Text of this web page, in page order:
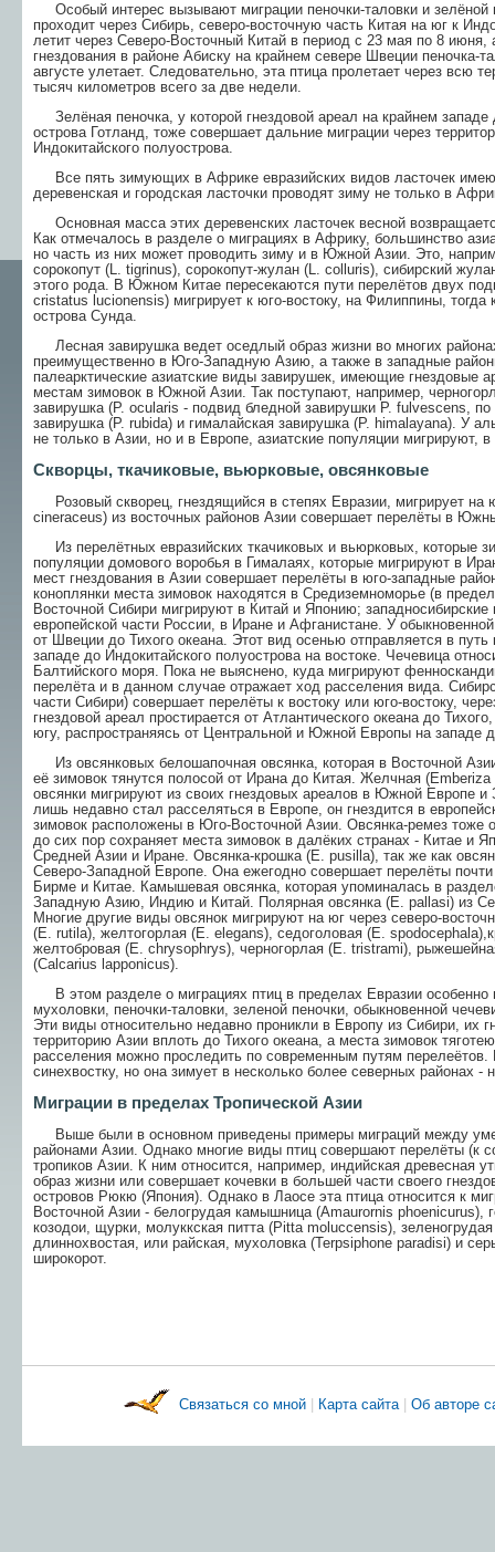
Особый интерес вызывают миграции пеночки-таловки и зелёной
проходит через Сибирь, северо-восточную часть Китая на юг к
летит через Северо-Восточный Китай в период с 23 мая по 8
гнездования в районе Абиску на крайнем севере Швеции пеночка-
августе улетает. Следовательно, эта птица пролетает через всю
тысяч километров всего за две недели.
Зелёная пеночка, у которой гнездовой ареал на крайнем западе
острова Готланд, тоже совершает дальние миграции через
Индокитайского полуострова.
Все пять зимующих в Африке евразийских видов ласточек
деревенская и городская ласточки проводят зиму не только в
Основная масса этих деревенских ласточек весной
Как отмечалось в разделе о миграциях в Африку, большинство
но часть из них может проводить зиму и в Южной Азии. Это,
сорокопут (L. tigrinus), сорокопут-жулан (L. colluris), сибирский
этого рода. В Южном Китае пересекаются пути перелётов двух
cristatus lucionensis) мигрирует к юго-востоку, на Филиппины,
острова Сунда.
Лесная завирушка ведет оседлый образ жизни во многих
преимущественно в Юго-Западную Азию, а также в западные
палеарктические азиатские виды завирушек, имеющие гнездовые
местам зимовок в Южной Азии. Так поступают, например,
завирушка (P. ocularis - подвид бледной завирушки P. fulvescens,
завирушка (P. rubida) и гималайская завирушка (Р. himalayana). У
не только в Азии, но и в Европе, азиатские популяции мигрируют,
Скворцы, ткачиковые, вьюрковые, овсянковые
Розовый скворец, гнездящийся в степях Евразии, мигрирует на
cineraceus) из восточных районов Азии совершает перелёты в
Из перелётных евразийских ткачиковых и вьюрковых, которые
популяции домового воробья в Гималаях, которые мигрируют в
мест гнездования в Азии совершает перелёты в юго-западные
коноплянки места зимовок находятся в Средиземноморье (в
Восточной Сибири мигрируют в Китай и Японию;
европейской части России, в Иране и Афганистане. У
от Швеции до Тихого океана. Этот вид осенью отправляется в
западе до Индокитайского полуострова на востоке. Чечевица
Балтийского моря. Пока не выяснено, куда мигрируют
перелёта и в данном случае отражает ход расселения вида.
части Сибири) совершает перелёты к востоку или юго-востоку,
гнездовой ареал простирается от Атлантического океана до
югу, распространяясь от Центральной и Южной Европы на западе
Из овсянковых белошапочная овсянка, которая в Восточной
её зимовок тянутся полосой от Ирана до Китая. Желчная
овсянки мигрируют из своих гнездовых ареалов в Южной Европе
лишь недавно стал расселяться в Европе, он гнездится в
зимовок расположены в Юго-Восточной Азии. Овсянка-ремез тоже
до сих пор сохраняет места зимовок в далёких странах - Китае и
Средней Азии и Иране. Овсянка-крошка (Е. pusilla), так же как
Северо-Западной Европе. Она ежегодно совершает перелёты
Бирме и Китае. Камышевая овсянка, которая упоминалась в
Западную Азию, Индию и Китай. Полярная овсянка (Е. pallasi) из
Многие другие виды овсянок мигрируют на юг через северо-
(Е. rutila), желтогорлая (Е. elegans), седоголовая (Е.
желтобровая (Е. chrysophrys), черногорлая (Е. tristrami),
(Calcarius lapponicus).
В этом разделе о миграциях птиц в пределах Евразии
мухоловки, пеночки-таловки, зеленой пеночки, обыкновенной
Эти виды относительно недавно проникли в Европу из Сибири, их
территорию Азии вплоть до Тихого океана, а места зимовок
расселения можно проследить по современным путям
синехвостку, но она зимует в несколько более северных районах
Миграции в пределах Тропической Азии
Выше были в основном приведены примеры миграций между
районами Азии. Однако многие виды птиц совершают перелёты (к
тропиков Азии. К ним относится, например, индийская древесная
образ жизни или совершает кочевки в большей части своего
островов Рюкю (Япония). Однако в Лаосе эта птица относится к
Восточной Азии - белогрудая камышница (Amaurornis phoenicurus),
козодои, щурки, молуккская питта (Pitta moluccensis),
длиннохвостая, или райская, мухоловка (Terpsiphone paradisi) и
широкорот.
Связаться со мной Карта сайта|Об авторе